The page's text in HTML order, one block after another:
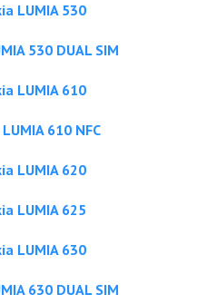
LUMIA 530
530 DUAL SIM
LUMIA 610
610 NFC
LUMIA 620
LUMIA 625
LUMIA 630
630 DUAL SIM